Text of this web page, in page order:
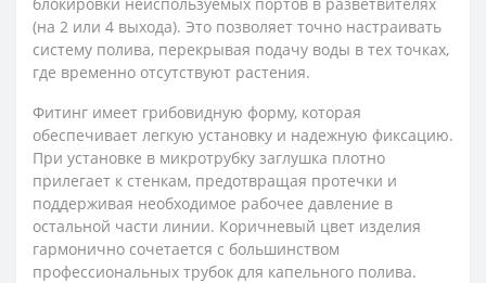
(на 2 или 4 выхода). Это позволяет точно настраивать
систему полива, перекрывая подачу воды в тех точках,
где временно отсутствуют растения.
Фитинг имеет грибовидную форму, которая
обеспечивает легкую установку и надежную фиксацию.
При установке в микротрубку заглушка плотно
прилегает к стенкам, предотвращая протечки и
поддерживая необходимое рабочее давление в
остальной части линии. Коричневый цвет изделия
гармонично сочетается с большинством
профессиональных трубок для капельного полива.